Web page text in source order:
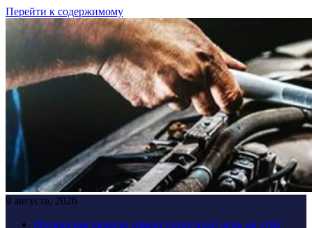
Перейти к содержимому
9 августа, 2026
Москвичам назвали самый солнечный день на этой